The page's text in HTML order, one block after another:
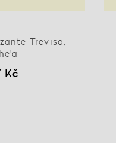
Treviso,
Kč